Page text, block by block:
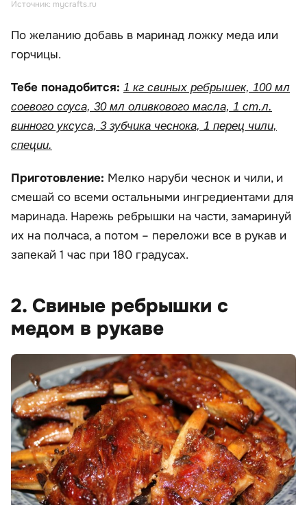
Источник: mycrafts.ru
По желанию добавь в маринад ложку меда или
горчицы.
Тебе понадобится: 1 кг свиных ребрышек, 100 мл
соевого соуса, 30 мл оливкового масла, 1 ст.л.
винного уксуса, 3 зубчика чеснока, 1 перец чили,
специи.
Приготовление: Мелко наруби чеснок и чили, и
смешай со всеми остальными ингредиентами для
маринада. Нарежь ребрышки на части, замаринуй
их на полчаса, а потом – переложи все в рукав и
запекай 1 час при 180 градусах.
2. Свиные ребрышки с
медом в рукаве